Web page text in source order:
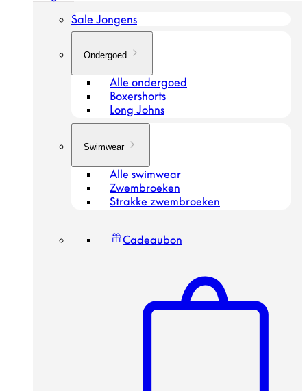
Sale Jongens
Ondergoed
Alle ondergoed
Boxershorts
Long Johns
Swimwear
Alle swimwear
Zwembroeken
Strakke zwembroeken
Cadeaubon